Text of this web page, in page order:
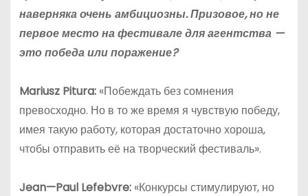
наверняка очень амбициозны. Призовое, но не
первое место на фестивале для агентства —
это победа или поражение?
Mariusz Pitura:«Побеждать без сомнения
превосходно. Но в то же время я чувствую победу,
имея такую работу, которая достаточно хороша,
чтобы отправить её на творческий фестиваль».
Jean—Paul Lefebvre:«Конкурсы стимулируют, но